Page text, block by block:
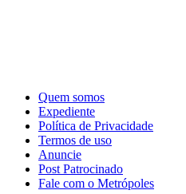
Quem somos
Expediente
Política de Privacidade
Termos de uso
Anuncie
Post Patrocinado
Fale com o Metrópoles